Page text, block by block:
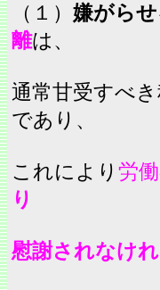
（１） 嫌がら
離は、
通常甘受すべ
であり、
これにより 労
り
慰謝されなけ